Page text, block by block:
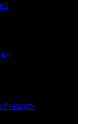
Prescott-